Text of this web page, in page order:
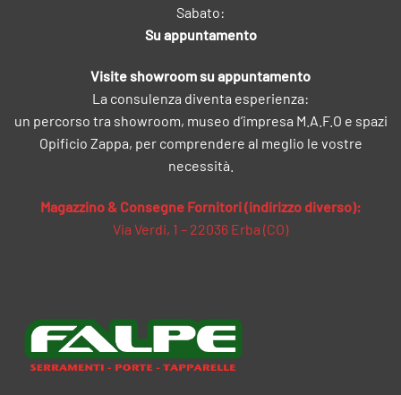
Sabato:
Su appuntamento
Visite showroom su appuntamento
La consulenza diventa esperienza:
un percorso tra showroom, museo d’impresa M.A.F.O e spazi
Opificio Zappa, per comprendere al meglio le vostre
necessità.
Magazzino & Consegne Fornitori (indirizzo diverso):
Via Verdi, 1 – 22036 Erba (CO)